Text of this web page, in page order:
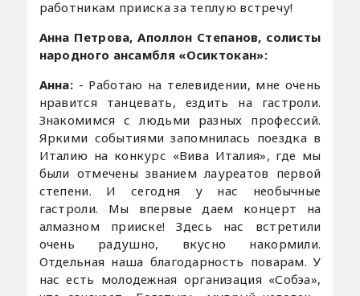
работникам прииска за теплую встречу!
Анна Петрова, Аполлон Степанов, солисты
народного ансамбля «Осиктокан»:
Анна: - Работаю на телевидении, мне очень
нравится танцевать, ездить на гастроли.
Знакомимся с людьми разных профессий.
Яркими событиями запомнилась поездка в
Италию на конкурс «Вива Италия», где мы
были отмечены званием лауреатов первой
степени. И сегодня у нас необычные
гастроли. Мы впервые даем концерт на
алмазном прииске! Здесь нас встретили
очень радушно, вкусно накормили.
Отдельная наша благодарность поварам. У
нас есть молодежная организация «Собэа»,